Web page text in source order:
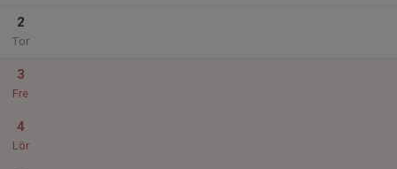
2
Tor
3
Fre
4
Lör